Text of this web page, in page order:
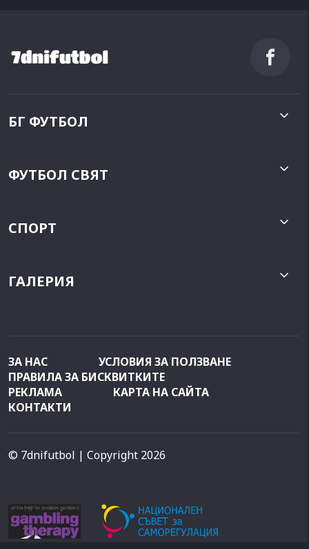
БГ ФУТБОЛ
ФУТБОЛ СВЯТ
СПОРТ
ГАЛЕРИЯ
ЗА НАС
УСЛОВИЯ ЗА ПОЛЗВАНЕ
ПРАВИЛА ЗА БИСКВИТКИТЕ
РЕКЛАМА
КАРТА НА САЙТА
КОНТАКТИ
© 7dnifutbol | Copyright 2026